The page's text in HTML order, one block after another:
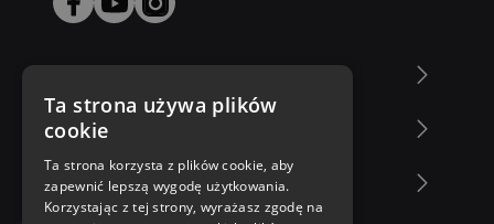
Zakupy u nas
Nasza oferta
Ta strona używa plików
cookie
Ta strona korzysta z plików cookie, aby
zapewnić lepszą wygodę użytkowania.
Korzystając z tej strony, wyrażasz zgodę na